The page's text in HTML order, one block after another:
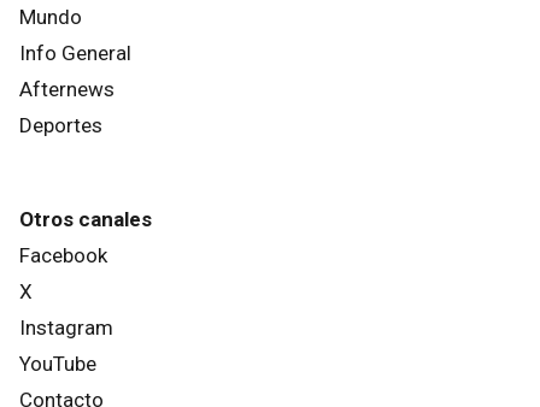
Mundo
Info General
Afternews
Deportes
Otros canales
Facebook
X
Instagram
YouTube
Contacto